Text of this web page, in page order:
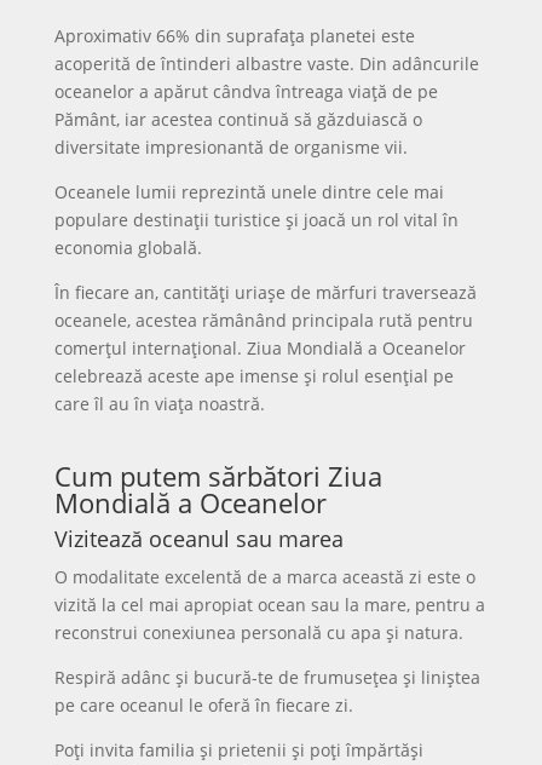
Aproximativ 66% din suprafața planetei este
acoperită de întinderi albastre vaste. Din adâncurile
oceanelor a apărut cândva întreaga viață de pe
Pământ, iar acestea continuă să găzduiască o
diversitate impresionantă de organisme vii.
Oceanele lumii reprezintă unele dintre cele mai
populare destinații turistice și joacă un rol vital în
economia globală.
În fiecare an, cantități uriașe de mărfuri traversează
oceanele, acestea rămânând principala rută pentru
comerțul internațional. Ziua Mondială a Oceanelor
celebrează aceste ape imense și rolul esențial pe
care îl au în viața noastră.
Cum putem sărbători Ziua
Mondială a Oceanelor
Vizitează oceanul sau marea
O modalitate excelentă de a marca această zi este o
vizită la cel mai apropiat ocean sau la mare, pentru a
reconstrui conexiunea personală cu apa și natura.
Respiră adânc și bucură-te de frumusețea și liniștea
pe care oceanul le oferă în fiecare zi.
Poți invita familia și prietenii și poți împărtăși